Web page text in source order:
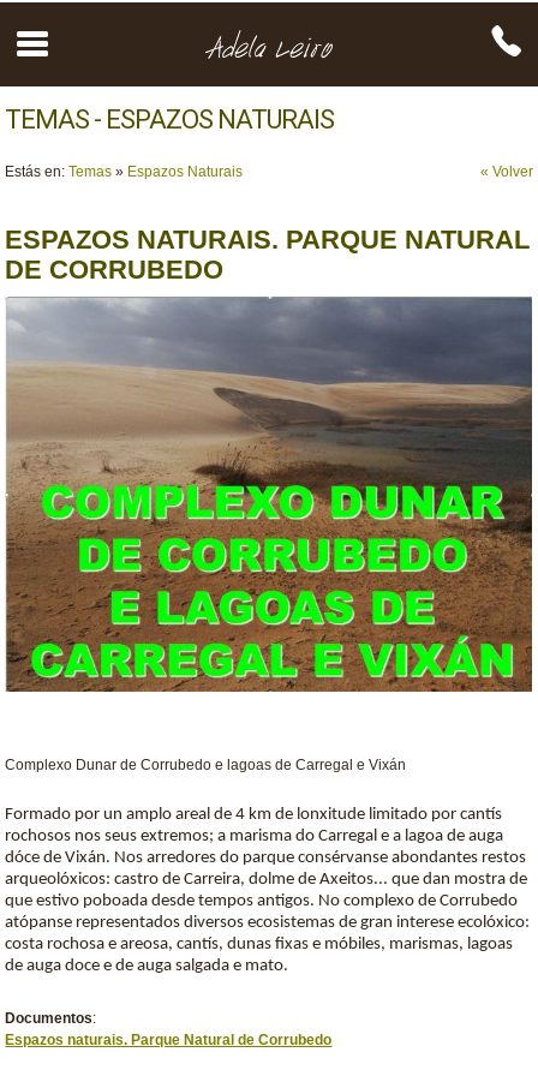
TEMAS - ESPAZOS NATURAIS
« Volver
Estás en:Temas » Espazos Naturais
ESPAZOS NATURAIS. PARQUE NATURAL
DE CORRUBEDO
Complexo Dunar de Corrubedo e lagoas de Carregal e Vixán
Formado por un amplo areal de 4 km de lonxitude limitado por cantís
rochosos nos seus extremos; a marisma do Carregal e a lagoa de auga
dóce de Vixán. Nos arredores do parque consérvanse abondantes restos
arqueolóxicos: castro de Carreira, dolme de Axeitos... que dan mostra de
que estivo poboada desde tempos antigos. No complexo de Corrubedo
atópanse representados diversos ecosistemas de gran interese ecolóxico:
costa rochosa e areosa, cantís, dunas fixas e móbiles, marismas, lagoas
de auga doce e de auga salgada e mato.
Documentos:
Espazos naturais. Parque Natural de Corrubedo